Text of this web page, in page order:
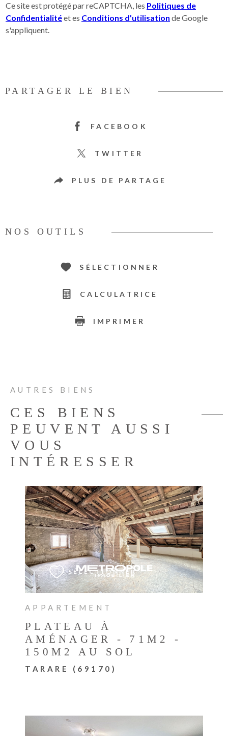
Ce site est protégé par reCAPTCHA, les Politiques de
Confidentialitéet es Conditions d'utilisation de Google
s'appliquent.
PARTAGER LE BIEN
FACEBOOK
TWITTER
PLUS DE PARTAGE
NOS OUTILS
SÉLECTIONNER
CALCULATRICE
IMPRIMER
AUTRES BIENS
CES BIENS
PEUVENT AUSSI
VOUS
INTÉRESSER
APPARTEMENT
PLATEAU À
AMÉNAGER - 71M2 -
150M2 AU SOL
TARARE (69170)
SÉLECTIONNER
VOIR LE BIEN